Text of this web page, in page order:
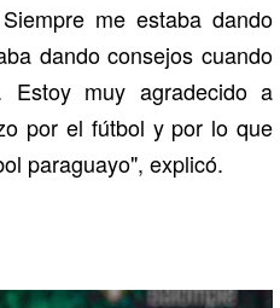
me estaba dando
dando consejos cuando
Estoy muy agradecido a
por el fútbol y por lo que
paraguayo", explicó.